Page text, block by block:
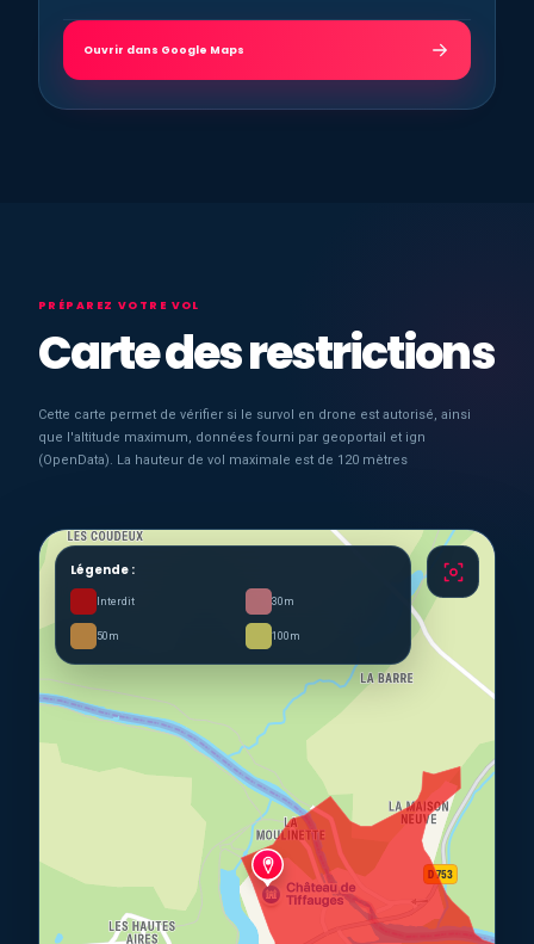
Ouvrir dans Google Maps
PRÉPAREZ VOTRE VOL
Carte des restrictions
Cette carte permet de vérifier si le survol en drone est autorisé, ainsi
que l'altitude maximum, données fourni par geoportail et ign
(OpenData). La hauteur de vol maximale est de 120 mètres
Légende :
Interdit 30m
50m 100m